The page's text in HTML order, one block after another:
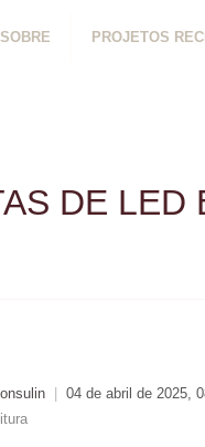
SOBRE PROJETOS
DE LED
04 de abril de 2025,